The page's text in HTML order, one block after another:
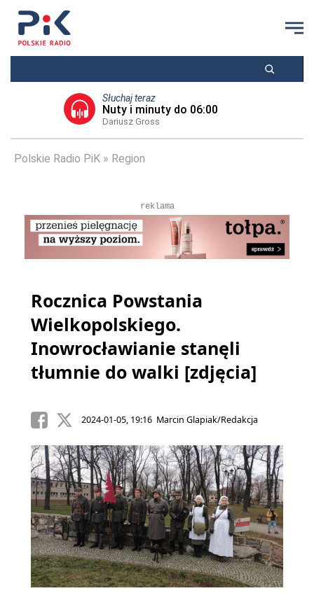
Słuchaj teraz
Nuty i minuty do 06:00
Dariusz Gross
Polskie Radio PiK Region
reklama
Rocznica Powstania
Wielkopolskiego.
Inowrocławianie stanęli
tłumnie do walki [zdjęcia]
2024-01-05, 19:16 Marcin Glapiak/Redakcja